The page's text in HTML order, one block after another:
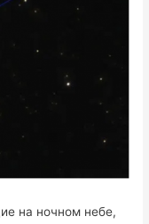
на ночном небе,